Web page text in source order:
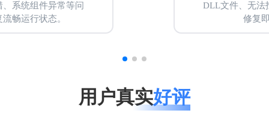
DLL文件、无法找到入口点等问题，一键
用户真实好评